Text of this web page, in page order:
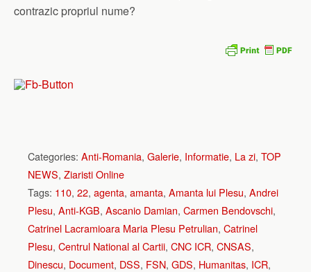
contrazic propriul nume?
Categories: Anti-Romania, Galerie, Informatie, La zi, TOP
NEWS, Ziaristi Online
Tags: 110, 22, agenta, amanta, Amanta lui Plesu, Andrei
Plesu, Anti-KGB, Ascanio Damian, Carmen Bendovschi,
Catrinel Lacramioara Maria Plesu Petrulian, Catrinel
Plesu, Centrul National al Cartii, CNC ICR, CNSAS,
Dinescu, Document, DSS, FSN, GDS, Humanitas, ICR,